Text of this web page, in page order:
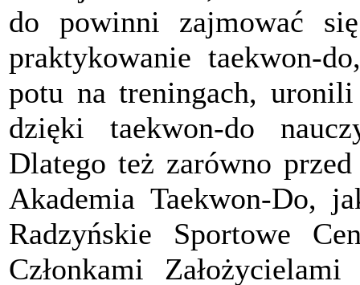
do powinni zajmować
praktykowanie taekwon-
potu na treningach,
dzięki taekwon-do
Dlatego też zarówno
Akademia Taekwon-Do,
Radzyńskie Sportowe
Członkami